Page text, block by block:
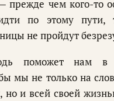
прежде чем кого-то
по этому пути,
не пройдут
поможет нам в
мы не только на
но и всей своей